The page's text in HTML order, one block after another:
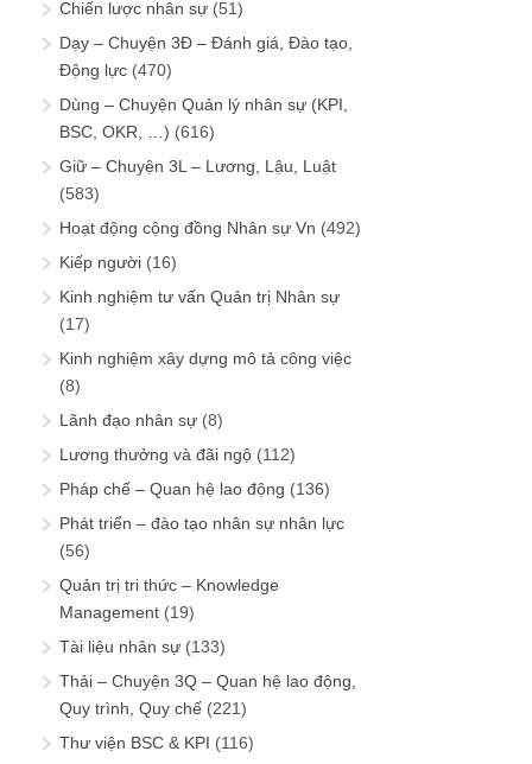
Chiến lược nhân sự (51)
Dạy – Chuyện 3Đ – Đánh giá, Đào tạo,
Động lực (470)
Dùng – Chuyện Quản lý nhân sự (KPI,
BSC, OKR, …) (616)
Giữ – Chuyện 3L – Lương, Lậu, Luật
(583)
Hoạt động cộng đồng Nhân sự Vn (492)
Kiếp người (16)
Kinh nghiệm tư vấn Quản trị Nhân sự
(17)
Kinh nghiệm xây dựng mô tả công việc
(8)
Lãnh đạo nhân sự (8)
Lương thưởng và đãi ngộ (112)
Pháp chế – Quan hệ lao động (136)
Phát triển – đào tạo nhân sự nhân lực
(56)
Quản trị tri thức – Knowledge
Management (19)
Tài liệu nhân sự (133)
Thải – Chuyện 3Q – Quan hệ lao động,
Quy trình, Quy chế (221)
Thư viện BSC & KPI (116)